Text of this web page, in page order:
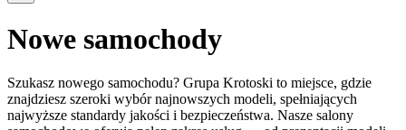
Nowe samochody
Szukasz nowego samochodu? Grupa Krotoski to miejsce, gdzie
znajdziesz szeroki wybór najnowszych modeli, spełniających
najwyższe standardy jakości i bezpieczeństwa. Nasze salony